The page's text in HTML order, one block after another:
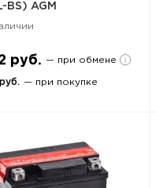
BS) AGM
руб. — при обмене
— при покупке